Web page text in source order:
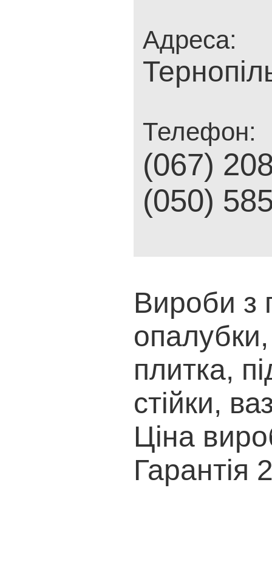
Адреса:
Телефон:
(067)
(050)
Вироби з
плитка,
стійки,
Ціна
Гарантія